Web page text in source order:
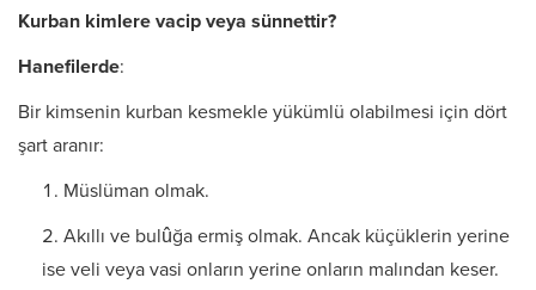
Kurban kimlere vacip veya sünnettir?
Hanefilerde:
Bir kimsenin kurban kesmekle yükümlü olabilmesi için dört
şart aranır:
Müslüman olmak.
Akıllı ve bulûğa ermiş olmak. Ancak küçüklerin yerine
ise veli veya vasi onların yerine onların malından keser.